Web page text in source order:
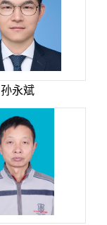
孙永斌